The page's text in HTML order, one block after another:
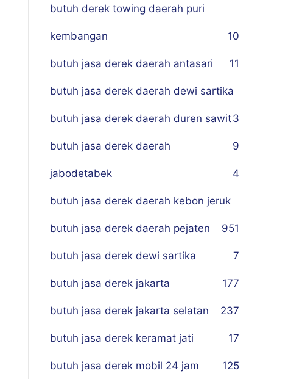
butuh derek towing daerah puri
kembangan 10
butuh jasa derek daerah antasari 11
butuh jasa derek daerah dewi sartika
3
butuh jasa derek daerah duren sawit
9
butuh jasa derek daerah
jabodetabek 4
butuh jasa derek daerah kebon jeruk
51
butuh jasa derek daerah pejaten 9
butuh jasa derek dewi sartika 7
butuh jasa derek jakarta 177
butuh jasa derek jakarta selatan 237
butuh jasa derek keramat jati 17
butuh jasa derek mobil 24 jam 125